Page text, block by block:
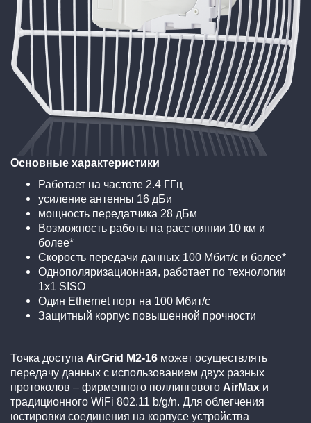
Основные характеристики
Работает на частоте 2.4 ГГц
усиление антенны 16 дБи
мощность передатчика 28 дБм
Возможность работы на расстоянии 10 км и
более*
Скорость передачи данных 100 Мбит/с и более*
Однополяризационная, работает по технологии
1х1 SISO
Один Ethernet порт на 100 Мбит/с
Защитный корпус повышенной прочности
Точка доступа AirGrid M2-16 может осуществлять
передачу данных с использованием двух разных
протоколов – фирменного поллингового AirMax и
традиционного WiFi 802.11 b/g/n. Для облегчения
юстировки соединения на корпусе устройства